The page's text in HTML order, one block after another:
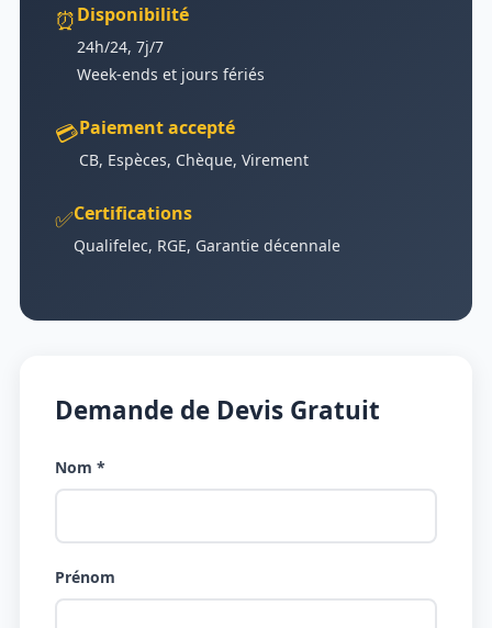
⏰Disponibilité
24h/24, 7j/7
Week-ends et jours fériés
💳Paiement accepté
CB, Espèces, Chèque, Virement
✅Certifications
Qualifelec, RGE, Garantie décennale
Demande de Devis Gratuit
Nom *
Prénom